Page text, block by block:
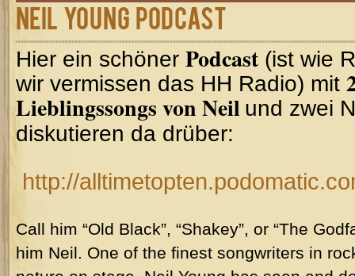
Neil Young Podcast
Hier ein schöner Podcast (ist wie
wir vermissen das HH Radio) mit
Lieblingssongs von Neil und zwei
diskutieren da drüber:
http://
Call him “Old Black”, “Shakey”, or “The
him Neil. One of the finest songwriters in